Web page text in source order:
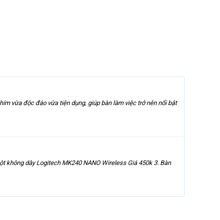
vừa độc đáo vừa tiện dụng, giúp bàn làm việc trở nên nổi bật
không dây Logitech MK240 NANO Wireless Giá 450k 3. Bàn